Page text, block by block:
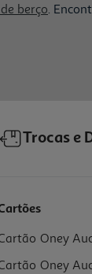
berço.
Trocas e
Oney
Oney